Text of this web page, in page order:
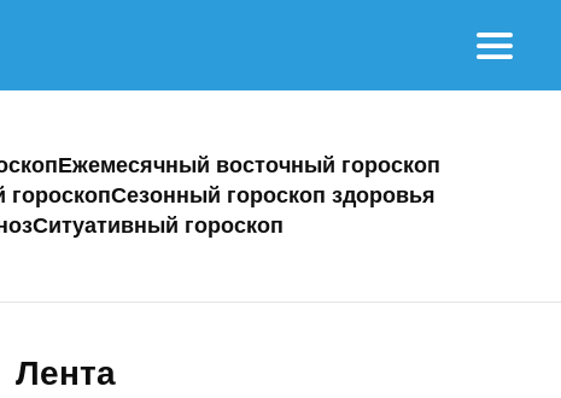
Ежемесячный восточный гороскоп
Сезонный гороскоп здоровья
Ситуативный гороскоп
Лента